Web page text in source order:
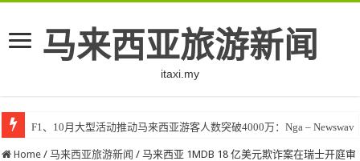
马来西亚旅游新闻
itaxi.my
F1、10月大型活动推动马来西亚游客人数突破4000万：Nga – Newswav
Home / 马来西亚旅游新闻 / 马来西亚 1MDB 18 亿美元欺诈案在瑞士开庭审